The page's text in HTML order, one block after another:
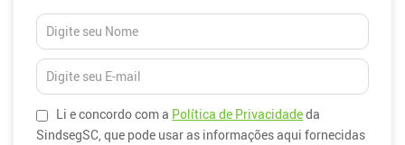
Li e concordo com a Política de Privacidadeda
SindsegSC, que pode usar as informações aqui fornecidas